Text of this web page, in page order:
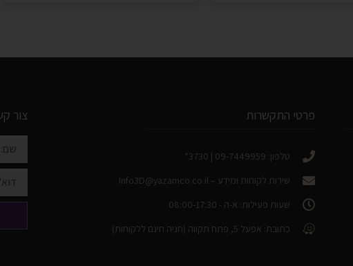
פרטי התקשרות
טלפון: 09-7449959 | 3730*
שירות לקוחות ומידע – Info3D@yazamco.co.il
שעות פעילות: א-ה - 08:00-17:30
כתובת: אפעל 5, פתח תקווה (חניה חינם ללקוחות)
צור